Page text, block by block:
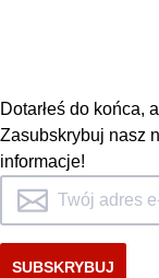
Dotarłeś do końca,
Zasubskrybuj nasz
informacje!